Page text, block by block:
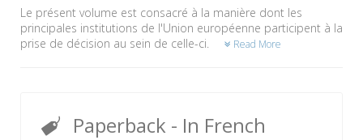
Le présent volume est consacré à la manière dont les
principales institutions de l'Union européenne participent à la
prise de décision au sein de celle-ci.
Read More
Paperback - In French